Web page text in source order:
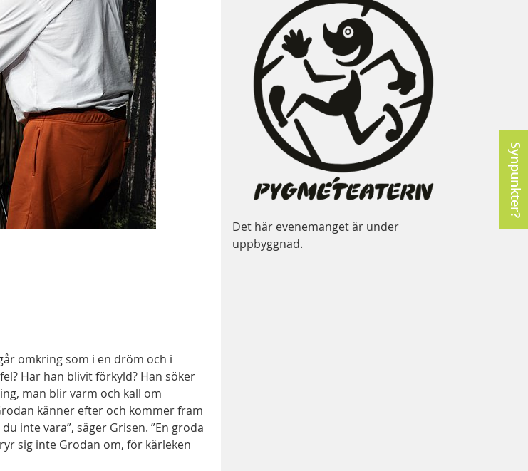
Det här evenemanget är under
uppbyggnad.
omkring som i en dröm och i
Har han blivit förkyld? Han söker
man blir varm och kall om
känner efter och kommer fram
inte vara”, säger Grisen. ”En groda
sig inte Grodan om, för kärleken
Synpunkter?